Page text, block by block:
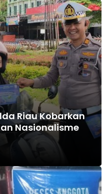
Riau Kobarkan
Nasionalisme